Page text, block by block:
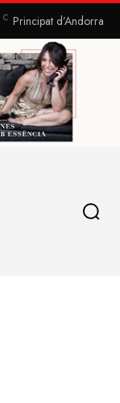
C Principat d’Andorra